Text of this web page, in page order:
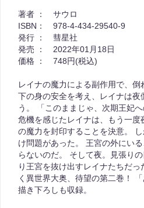
著者 ：
サウロ
ISBN：
978-4-434-29540-9
発行 ：
彗星社
発売 ：
2022年01月18日
価格 ：
748円(税込)
レイナの魔力による副作用で、
下の身の安全を考え、レイナは夜
う。 「このままじゃ、次期王妃
危機を感じたレイナは、もう一度
の魔力を封印することを決意。
け問題があった。 王宮の外にい
らないのだ。 そして夜。見張り
り王宮を抜け出すレイナたちだ
く異世界大奥、待望の第二巻！
描き下ろしも収録。